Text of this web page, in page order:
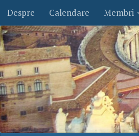
Skip to content
Despre Calendare Membri